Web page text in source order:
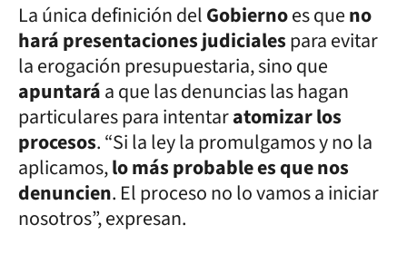
La única definición delGobiernoes queno
hará presentaciones judicialespara evitar
la erogación presupuestaria, sino que
apuntaráa que las denuncias las hagan
particulares para intentaratomizar los
procesos. “Si la ley la promulgamos y no la
aplicamos,lo más probable es que nos
denuncien. El proceso no lo vamos a iniciar
nosotros”, expresan.